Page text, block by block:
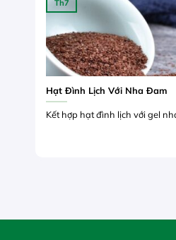
Hạt Đình Lịch Với Nha Đam
Kết hợp hạt đình lịch với gel
Th7